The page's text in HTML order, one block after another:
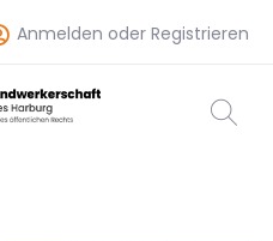
Anmelden oder Registrieren